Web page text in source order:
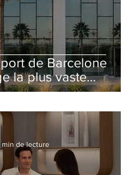
de Barcelone
la plus vaste
de son Terminal
min de lecture